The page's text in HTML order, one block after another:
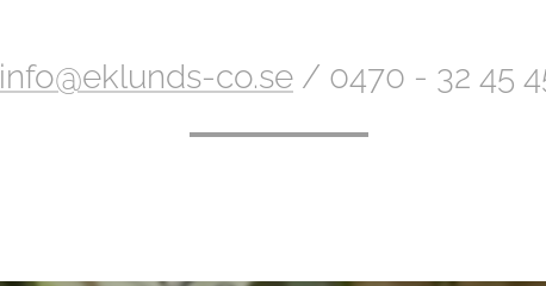
info@eklunds-co.se / 0470 - 32 45